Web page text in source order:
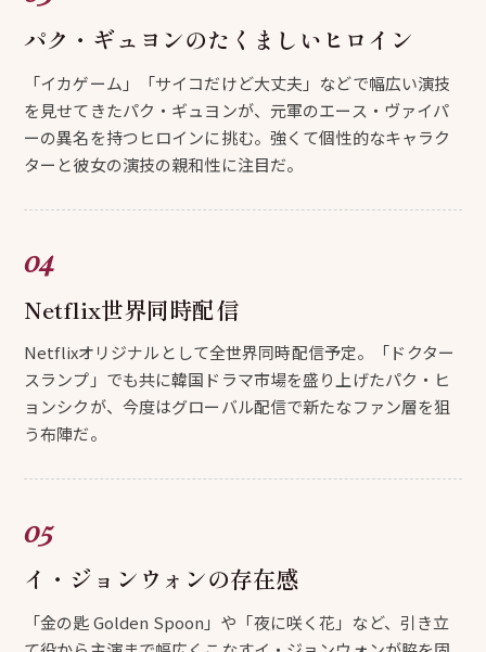
パク・ギュヨンのたくましいヒロイン
「イカゲーム」「サイコだけど大丈夫」などで幅広い演技
を見せてきたパク・ギュヨンが、元軍のエース・ヴァイパ
ーの異名を持つヒロインに挑む。強くて個性的なキャラク
ターと彼女の演技の親和性に注目だ。
Netflix世界同時配信
Netflixオリジナルとして全世界同時配信予定。「ドクター
スランプ」でも共に韓国ドラマ市場を盛り上げたパク・ヒ
ョンシクが、今度はグローバル配信で新たなファン層を狙
う布陣だ。
イ・ジョンウォンの存在感
「金の匙 Golden Spoon」や「夜に咲く花」など、引き立